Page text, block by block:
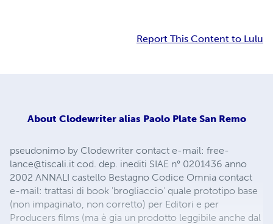
Report This Content to Lulu
About Clodewriter alias Paolo Plate San Remo
pseudonimo by Clodewriter contact e-mail: free-
lance@tiscali.it cod. dep. inediti SIAE n° 0201436 anno
2002 ANNALI castello Bestagno Codice Omnia contact
e-mail: trattasi di book 'brogliaccio' quale prototipo base
(non impaginato, non corretto) per Editori e per
Producers films (ma è gia un prodotto leggibile anche dal